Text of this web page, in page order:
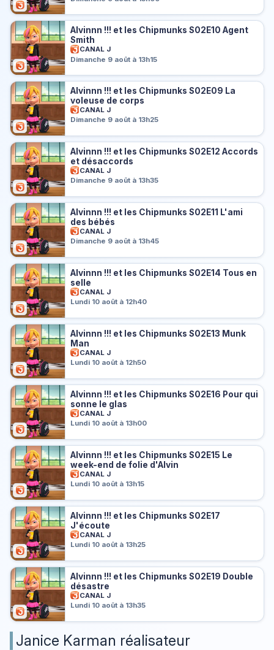
Alvinnn !!! et les Chipmunks S02E10 Agent
Smith
CANAL J
Dimanche 9 août à 13h15
Alvinnn !!! et les Chipmunks S02E09 La
voleuse de corps
CANAL J
Dimanche 9 août à 13h25
Alvinnn !!! et les Chipmunks S02E12 Accords
et désaccords
CANAL J
Dimanche 9 août à 13h35
Alvinnn !!! et les Chipmunks S02E11 L'ami
des bébés
CANAL J
Dimanche 9 août à 13h45
Alvinnn !!! et les Chipmunks S02E14 Tous en
selle
CANAL J
Lundi 10 août à 12h40
Alvinnn !!! et les Chipmunks S02E13 Munk
Man
CANAL J
Lundi 10 août à 12h50
Alvinnn !!! et les Chipmunks S02E16 Pour qui
sonne le glas
CANAL J
Lundi 10 août à 13h00
Alvinnn !!! et les Chipmunks S02E15 Le
week-end de folie d'Alvin
CANAL J
Lundi 10 août à 13h15
Alvinnn !!! et les Chipmunks S02E17
J'écoute
CANAL J
Lundi 10 août à 13h25
Alvinnn !!! et les Chipmunks S02E19 Double
désastre
CANAL J
Lundi 10 août à 13h35
Janice Karman réalisateur